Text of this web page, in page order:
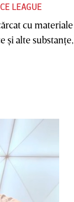
LEAGUE
cu materiale
şi alte substanţe,